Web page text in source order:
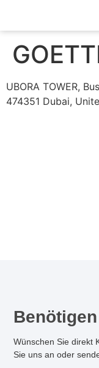
UBORA TOWER,
474351 Dubai,
Wünschen Sie direkt
Sie uns an oder